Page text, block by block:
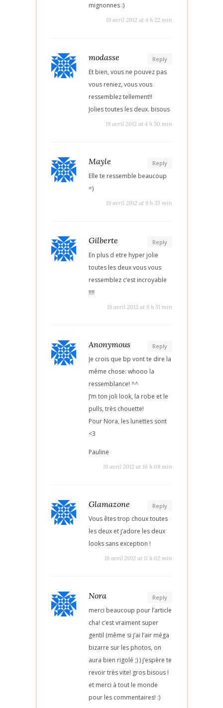
mignonnes :)
19 avril 2012 at 4 h 22 min
Reply
modasse
Et bien, vous ne pouvez pas
vous reniez, vous vous
ressemblez tellement!!
Jolies toutes les deux. bisous
19 avril 2012 at 4 h 50 min
Reply
Mayle
Elle te ressemble beaucoup
=)
19 avril 2012 at 9 h 35 min
Reply
Gilberte
En plus d etre hyper jolie
toutes les deux vous vous
ressemblez c’est incroyable
!!!!
19 avril 2012 at 9 h 51 min
Reply
Anonymous
Je crois que bp vont te dire la
même chose: whooo la
ressemblance! ^^
J’m ton joli look, la robe et le
pulls, très chouette!
Pour Nora, les lunettes sont
<3
Pauline
19 avril 2012 at 10 h 09 min
Reply
Glamazone
Vous êtes trop choux toutes
les deux et j’adore les deux
looks sans exception !
19 avril 2012 at 11 h 02 min
Reply
Nora
merci beaucoup pour l’article
cha! c’est vraiment super
gentil (même si j’ai l’air méga
bizarre sur les photos, on
aura bien rigolé ;) ) j’espère te
revoir très vite! gros bisous !
et merci à tout le monde
pour les commentaires! :)